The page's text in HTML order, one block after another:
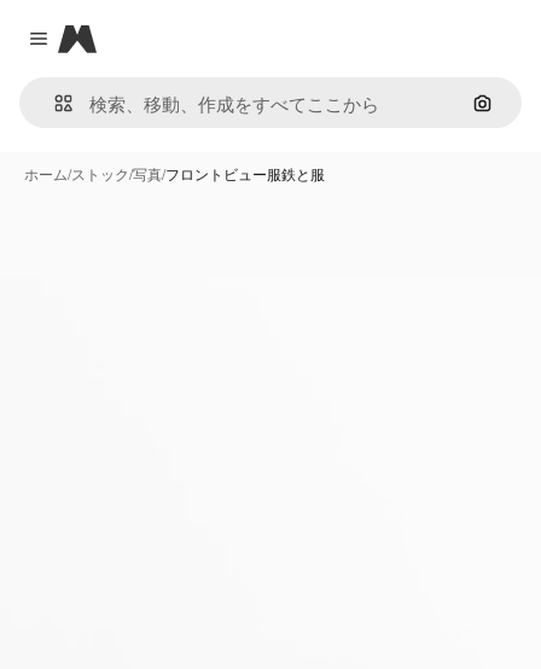
Close menu
Magnific
画像で
ホーム/ストック/写真/フロントビュー服鉄と服